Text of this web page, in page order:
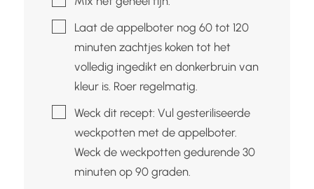
▢Laat de appelboter nog 60 tot 120
minuten zachtjes koken tot het
volledig ingedikt en donkerbruin van
kleur is. Roer regelmatig.
▢Weck dit recept: Vul gesteriliseerde
weckpotten met de appelboter.
Weck de weckpotten gedurende 30
minuten op 90 graden.